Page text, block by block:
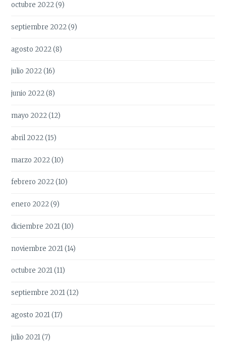
octubre 2022(9)
septiembre 2022(9)
agosto 2022(8)
julio 2022(16)
junio 2022(8)
mayo 2022(12)
abril 2022(15)
marzo 2022(10)
febrero 2022(10)
enero 2022(9)
diciembre 2021(10)
noviembre 2021(14)
octubre 2021(11)
septiembre 2021(12)
agosto 2021(17)
julio 2021(7)